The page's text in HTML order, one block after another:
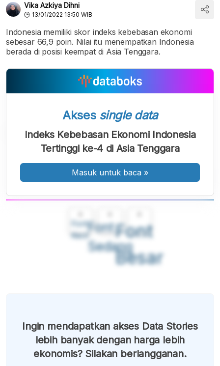
Vika Azkiya Dihni
13/01/2022 13:50 WIB
Indonesia memiliki skor indeks kebebasan ekonomi
sebesar 66,9 poin. Nilai itu menempatkan Indonesia
berada di posisi keempat di Asia Tenggara.
Font
Kecil
Font
Sedang
Font
Besar
Akses single data
Indeks Kebebasan Ekonomi Indonesia
Tertinggi ke-4 di Asia Tenggara
Masuk untuk baca »
Ingin mendapatkan akses Data Stories
lebih banyak dengan harga lebih
ekonomis? Silakan berlangganan.